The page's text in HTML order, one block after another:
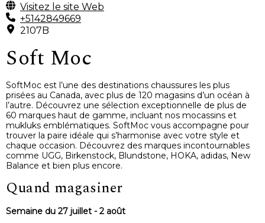
Visitez le site Web
+5142849669
2107B
Soft Moc
SoftMoc est l’une des destinations chaussures les plus
prisées au Canada, avec plus de 120 magasins d’un océan à
l’autre. Découvrez une sélection exceptionnelle de plus de
60 marques haut de gamme, incluant nos mocassins et
mukluks emblématiques. SoftMoc vous accompagne pour
trouver la paire idéale qui s’harmonise avec votre style et
chaque occasion. Découvrez des marques incontournables
comme UGG, Birkenstock, Blundstone, HOKA, adidas, New
Balance et bien plus encore.
Quand magasiner
Semaine du 27 juillet - 2 août